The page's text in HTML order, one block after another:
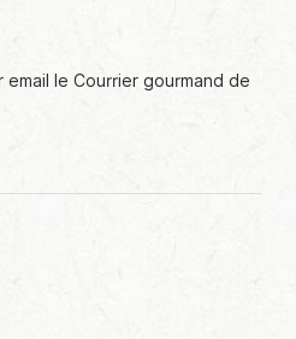
le Courrier gourmand de